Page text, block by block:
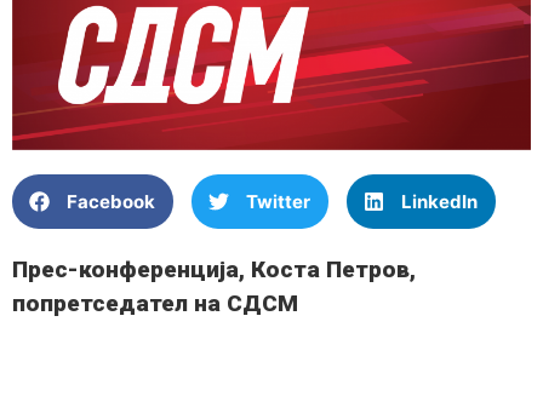
Facebook Twitter LinkedIn
Прес-конференција, Коста Петров,
попретседател на СДСМ